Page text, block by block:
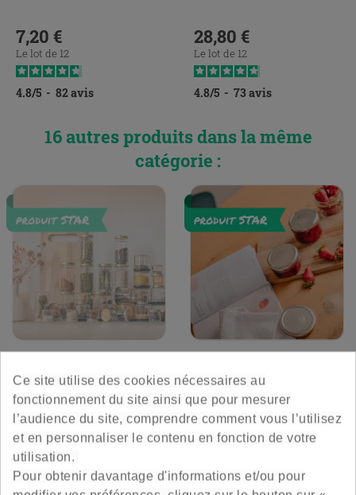
Prix
7,20 €
Le lot de 12
4.8/5 - 82avis
Prix
28,80 €
Le lot de 12
4.8/5 - 73 avis
16 autres produits dans la même
catégorie :
Mes Epices
La solution pour ranger toutes
vos épices dans de jolis
petits bocaux.
Prix
35,90 €
Vendu à l'unité
Mes Confitures Faites
Maison
Préparez vos confitures à la
maison: pour cela les
contenants avec leurs...
Prix
67,50 €
Ce site utilise des cookies nécessaires au
fonctionnement du site ainsi que pour mesurer
l’audience du site, comprendre comment vous l’utilisez
et en personnaliser le contenu en fonction de votre
utilisation.
Pour obtenir davantage d'informations et/ou pour